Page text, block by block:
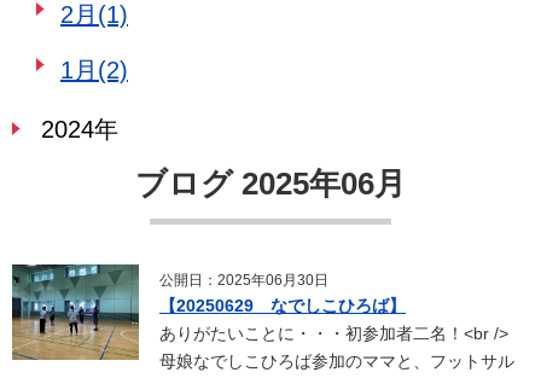
ブログ 2025年06月
公開日：2025年06月30日
【20250629 なでしこひろば】
ありがたいことに・・・初参加者二名！<br />
母娘なでしこひろば参加のママと、フットサル
2月(1)
1月(2)
2024年